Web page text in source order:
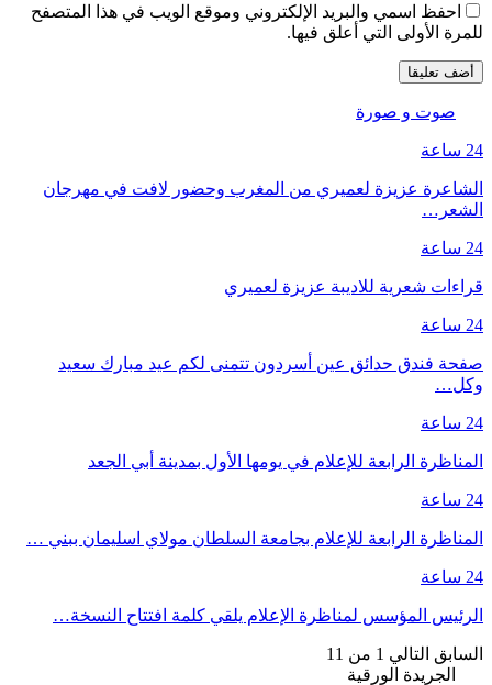
احفظ اسمي والبريد الإلكتروني وموقع الويب في هذا المتصفح
للمرة الأولى التي أعلق فيها.
صوت و صورة
24 ساعة
الشاعرة عزيزة لعميري من المغرب وحضور لافت في مهرجان
الشعر…
24 ساعة
قراءات شعرية للاديبة عزيزة لعميري
24 ساعة
صفحة فندق حدائق عين أسردون تتمنى لكم عيد مبارك سعيد
وكل…
24 ساعة
المناظرة الرابعة للإعلام في يومها الأول بمدينة أبي الجعد
24 ساعة
المناظرة الرابعة للإعلام بجامعة السلطان مولاي اسليمان ببني …
24 ساعة
الرئيس المؤسس لمناظرة الإعلام يلقي كلمة افتتاح النسخة…
السابق التالي 1 من 11
الجريدة الورقية